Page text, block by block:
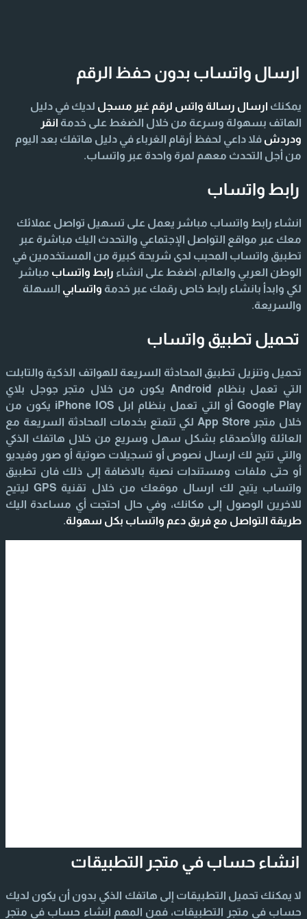
ارسال واتساب بدون حفظ الرقم
يمكنك ارسال رسالة واتس لرقم غير مسجل لديك في دليل
الهاتف بسهولة وسرعة من خلال الضغط على خدمة انقر
ودردش فلا داعي لحفظ أرقام الغرباء في دليل هاتفك بعد اليوم
من أجل التحدث معهم لمرة واحدة عبر واتساب.
رابط واتساب
انشاء رابط واتساب مباشر يعمل على تسهيل تواصل عملائك
معك عبر مواقع التواصل الإجتماعي والتحدث اليك مباشرة عبر
تطبيق واتساب المحبب لدى شريحة كبيرة من المستخدمين في
الوطن العربي والعالم، اضغط على انشاء رابط واتساب مباشر
لكي وابدأ بانشاء رابط خاص رقمك عبر خدمة واتسابي السهلة
والسريعة.
تحميل تطبيق واتساب
تحميل وتنزيل تطبيق المحادثة السريعة للهواتف الذكية والتابلت
التي تعمل بنظام Android يكون من خلال متجر جوجل بلاي
Google Play أو التي تعمل بنظام ابل iPhone IOS يكون من
خلال متجر App Store لكي تتمتع بخدمات المحادثة السريعة مع
العائلة والأصدقاء بشكل سهل وسريع من خلال هاتفك الذكي
والتي تتيح لك ارسال نصوص أو تسجيلات صوتية أو صور وفيديو
أو حتى ملفات ومستندات نصية بالاضافة إلى ذلك فان تطبيق
واتساب يتيح لك ارسال موقعك من خلال تقنية GPS ليتيح
للاخرين الوصول إلى مكانك، وفي حال احتجت أي مساعدة اليك
طريقة التواصل مع فريق دعم واتساب بكل سهولة.
انشاء حساب في متجر التطبيقات
لا يمكنك تحميل التطبيقات إلى هاتفك الذكي بدون أن يكون لديك
حساب في متجر التطبيقات، فمن المهم انشاء حساب في متجر